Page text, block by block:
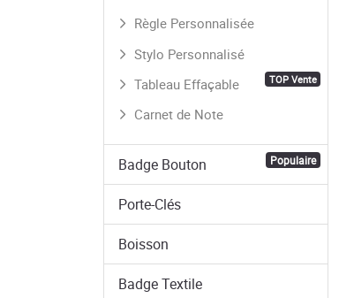
Règle Personnalisée
Stylo Personnalisé
Tableau Effaçable
TOP Vente
Carnet de Note
Badge Bouton Populaire
Porte-Clés
Boisson
Badge Textile